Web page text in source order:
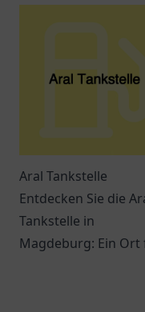
Ladelösung für
Aral Tankstelle
Entdecken Sie die
Tankstelle in
Magdeburg: Ein Ort